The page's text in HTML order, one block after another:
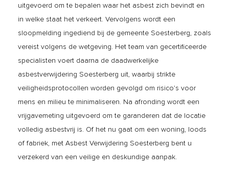
uitgevoerd om te bepalen waar het asbest zich bevindt en
in welke staat het verkeert. Vervolgens wordt een
sloopmelding ingediend bij de gemeente Soesterberg, zoals
vereist volgens de wetgeving. Het team van gecertificeerde
specialisten voert daarna de daadwerkelijke
asbestverwijdering Soesterberg uit, waarbij strikte
veiligheidsprotocollen worden gevolgd om risico’s voor
mens en milieu te minimaliseren. Na afronding wordt een
vrijgavemeting uitgevoerd om te garanderen dat de locatie
volledig asbestvrij is. Of het nu gaat om een woning, loods
of fabriek, met Asbest Verwijdering Soesterberg bent u
verzekerd van een veilige en deskundige aanpak.